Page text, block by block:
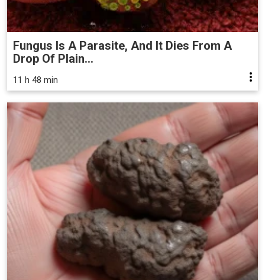
Fungus Is A Parasite, And It Dies From A
Drop Of Plain...
11 h 48 min